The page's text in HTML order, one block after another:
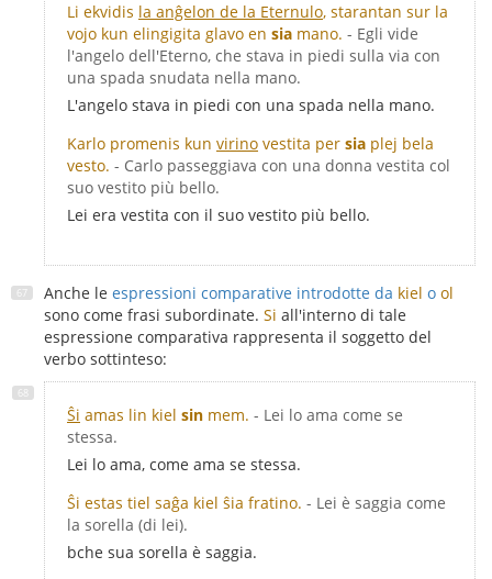
Li ekvidis la anĝelon de la Eternulo, starantan sur la
vojo kun elingigita glavo en sia mano. - Egli vide
l'angelo dell'Eterno, che stava in piedi sulla via con
una spada snudata nella mano.
L'angelo stava in piedi con una spada nella mano.
Karlo promenis kun virino vestita per sia plej bela
vesto. - Carlo passeggiava con una donna vestita col
suo vestito più bello.
Lei era vestita con il suo vestito più bello.
Anche le espressioni comparative introdotte da kiel o ol
sono come frasi subordinate. Si all'interno di tale
espressione comparativa rappresenta il soggetto del
verbo sottinteso:
Ŝi amas lin kiel sin mem. - Lei lo ama come se
stessa.
Lei lo ama, come ama se stessa.
Ŝi estas tiel saĝa kiel ŝia fratino. - Lei è saggia come
la sorella (di lei).
bche sua sorella è saggia.